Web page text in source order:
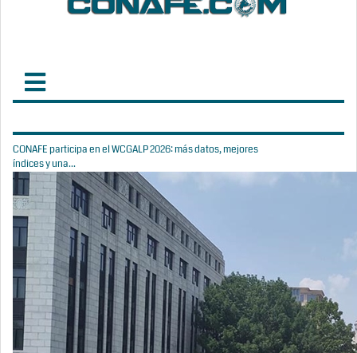
CONAFE participa en el WCGALP 2026: más datos, mejores
índices y una...